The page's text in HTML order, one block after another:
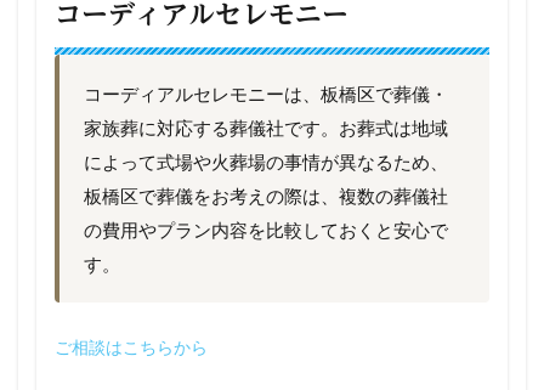
コーディアルセレモニー
コーディアルセレモニーは、板橋区で葬儀・
家族葬に対応する葬儀社です。お葬式は地域
によって式場や火葬場の事情が異なるため、
板橋区で葬儀をお考えの際は、複数の葬儀社
の費用やプラン内容を比較しておくと安心で
す。
ご相談はこちらから